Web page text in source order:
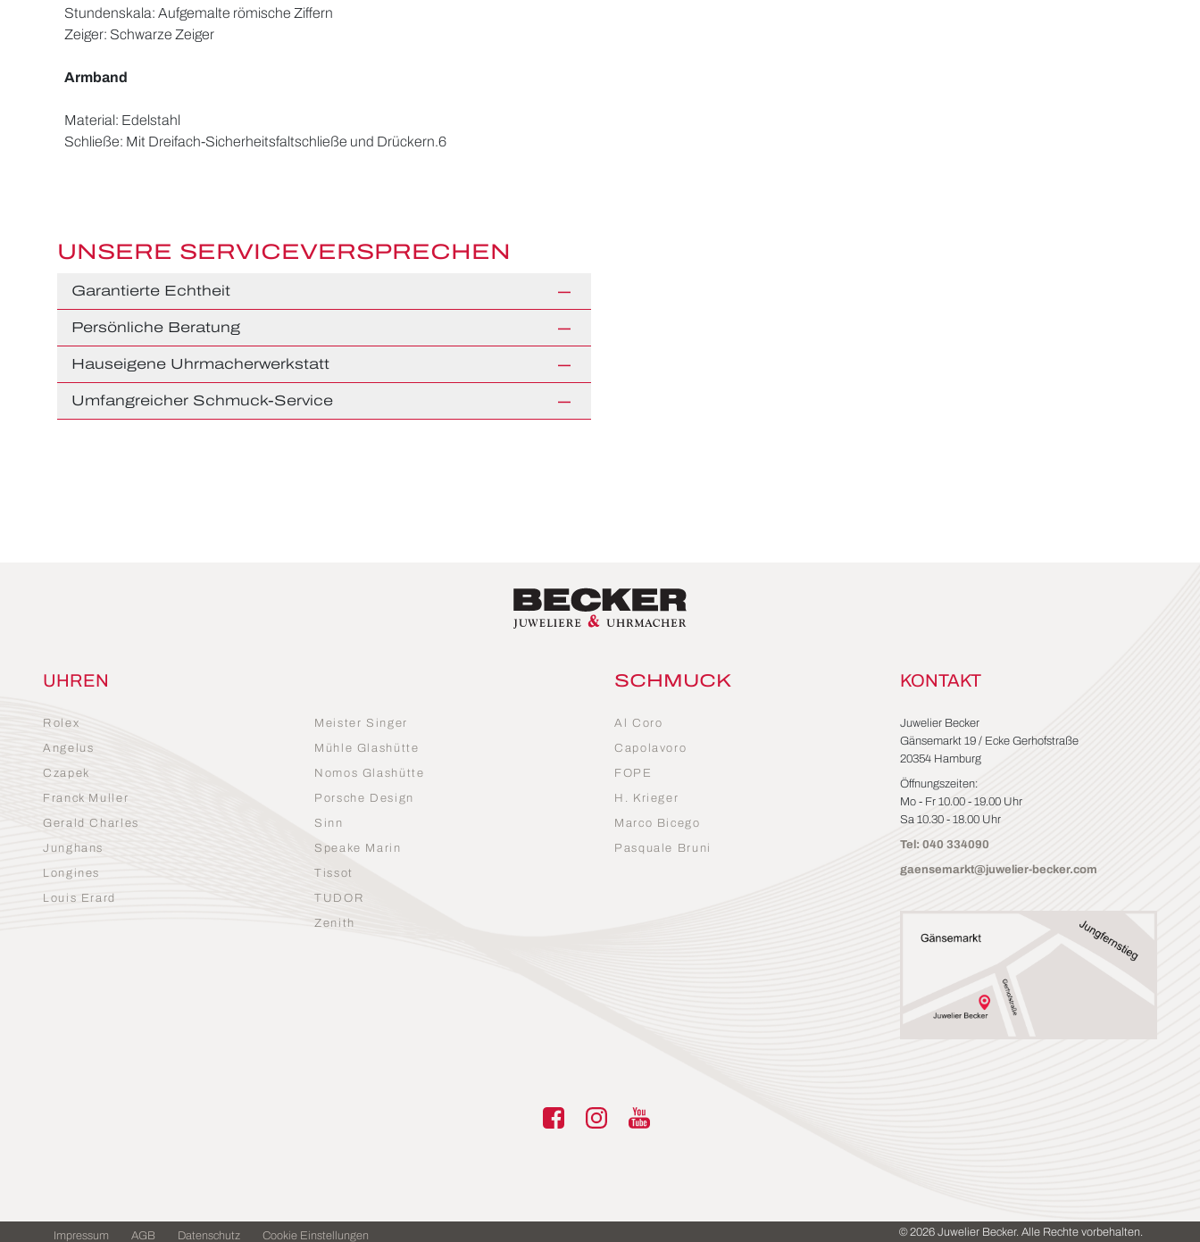
Stundenskala: Aufgemalte römische Ziffern
Zeiger: Schwarze Zeiger
Armband
Material: Edelstahl
Schließe: Mit Dreifach-Sicherheitsfaltschließe und Drückern.6
UNSERE SERVICEVERSPRECHEN
Garantierte Echtheit
Persönliche Beratung
Hauseigene Uhrmacherwerkstatt
Umfangreicher Schmuck-Service
UHREN
Rolex
Angelus
Czapek
Franck Muller
Gerald Charles
Junghans
Longines
Louis Erard
Meister Singer
Mühle Glashütte
Nomos Glashütte
Porsche Design
Sinn
Speake Marin
Tissot
TUDOR
Zenith
SCHMUCK
Al Coro
Capolavoro
FOPE
H. Krieger
Marco Bicego
Pasquale Bruni
KONTAKT
Juwelier Becker
Gänsemarkt 19 / Ecke Gerhofstraße
20354 Hamburg
Öffnungszeiten:
Mo - Fr 10.00 - 19.00 Uhr
Sa 10.30 - 18.00 Uhr
Tel: 040 334090
gaensemarkt@juwelier-becker.com
Impressum AGB Datenschutz Cookie Einstellungen © 2026 Juwelier Becker. Alle Rechte vorbehalten.